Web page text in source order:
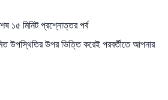
১৫ মিনিট প্রশ্নোত্তর পর্ব
উপস্থিতির উপর ভিত্তি করেই পরবর্তীতে আপনার